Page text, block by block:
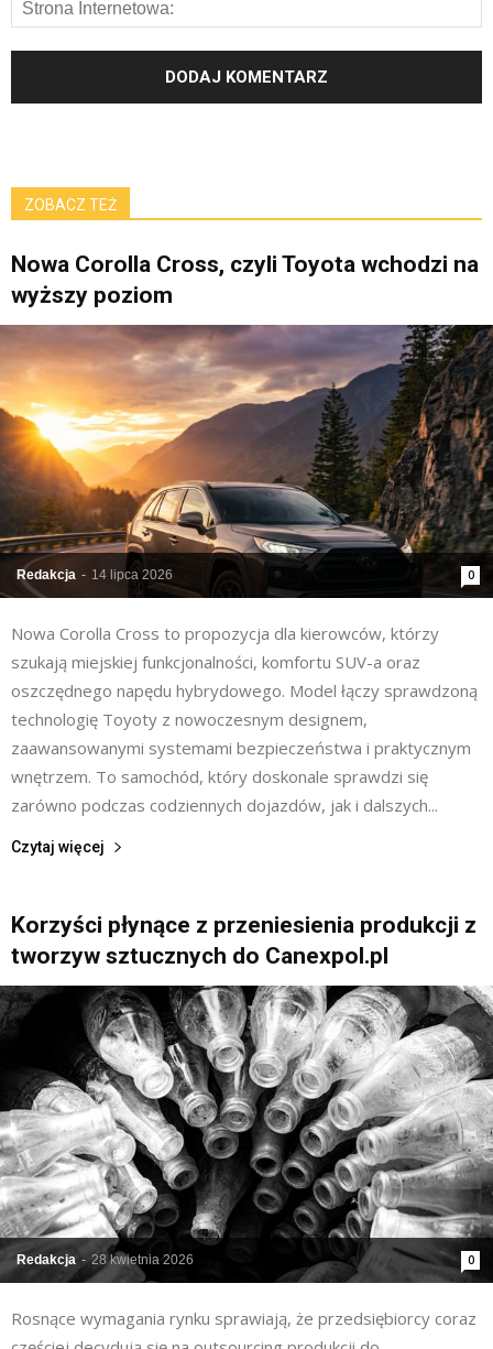
ZOBACZ TEŻ
Nowa Corolla Cross, czyli Toyota wchodzi na
wyższy poziom
Redakcja - 14 lipca 2026 0
Nowa Corolla Cross to propozycja dla kierowców, którzy
szukają miejskiej funkcjonalności, komfortu SUV-a oraz
oszczędnego napędu hybrydowego. Model łączy sprawdzoną
technologię Toyoty z nowoczesnym designem,
zaawansowanymi systemami bezpieczeństwa i praktycznym
wnętrzem. To samochód, który doskonale sprawdzi się
zarówno podczas codziennych dojazdów, jak i dalszych...
Czytaj więcej
Korzyści płynące z przeniesienia produkcji z
tworzyw sztucznych do Canexpol.pl
Redakcja - 28 kwietnia 2026 0
Rosnące wymagania rynku sprawiają, że przedsiębiorcy coraz